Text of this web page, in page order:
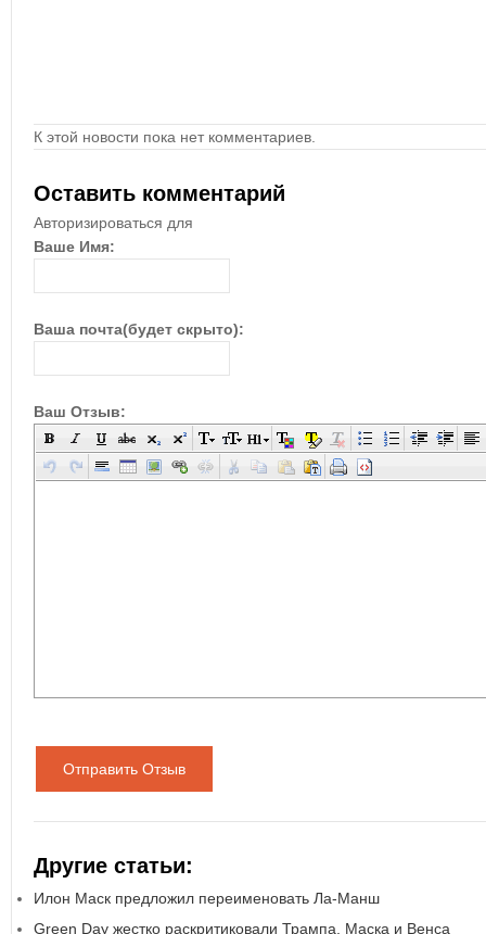
К этой новости пока нет комментариев.
Оставить комментарий
Авторизироваться для
Ваше Имя:
Ваша почта(будет скрыто):
Ваш Отзыв:
Отправить Отзыв
Другие статьи:
Илон Маск предложил переименовать Ла-Манш
Green Day жестко раскритиковали Трампа, Маска и Венса